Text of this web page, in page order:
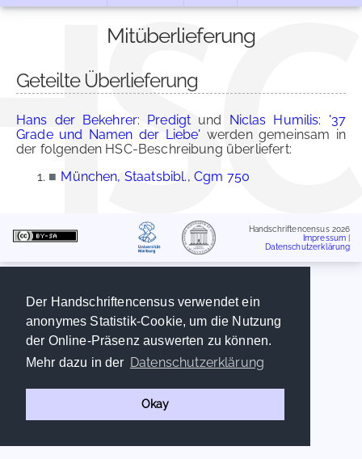
Der Handschriftencensus verwendet ein
anonymes Statistik-Cookie, um die Nutzung
der Online-Präsenz auswerten zu können.
Mehr dazu in der Datenschutzerklärung
Okay
Mitüberlieferung
Geteilte Überlieferung
Hans der Bekehrer: Predigt und Niclas Humilis: '37
Grade und Namen der Liebe' werden gemeinsam in
der folgenden HSC-Beschreibung überliefert:
■ München, Staatsbibl., Cgm 750
Handschriftencensus 2026
Impressum
Datenschutzerklärung